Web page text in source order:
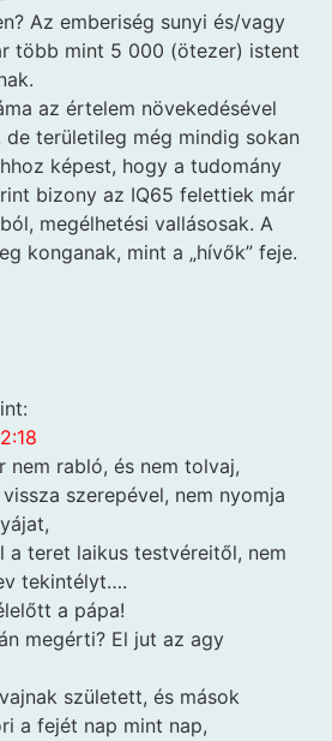
Az emberiség sunyi és/vagy
több mint 5 000 (ötezer) istent
az értelem növekedésével
de területileg még mindig sokan
képest, hogy a tudomány
bizony az IQ65 felettiek már
megélhetési vallásosak. A
konganak, mint a „hívők” feje.
rabló, és nem tolvaj,
szerepével, nem nyomja
a teret laikus testvéreitől, nem
tekintélyt….
a pápa!
megérti? El jut az agy
született, és mások
a fejét nap mint nap,